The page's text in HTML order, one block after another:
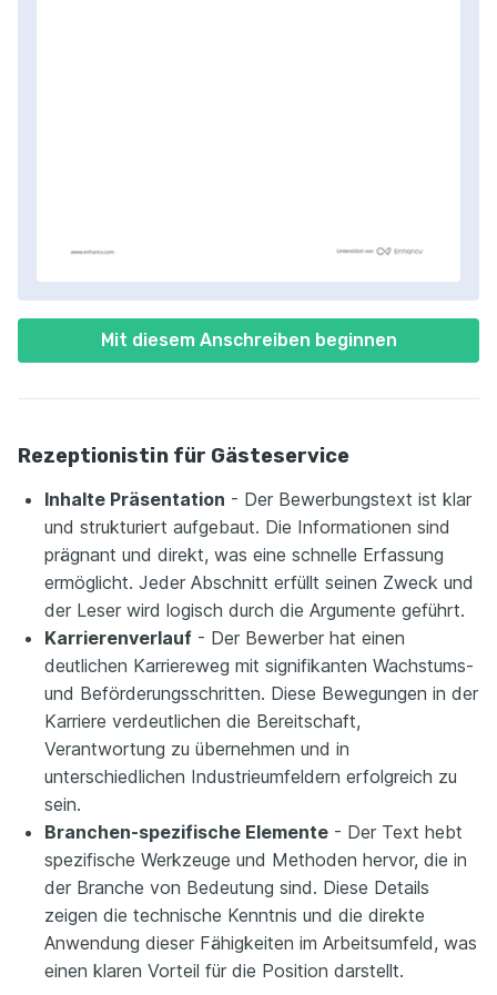
Mit diesem Anschreiben beginnen
Rezeptionistin für Gästeservice
Inhalte Präsentation - Der Bewerbungstext ist klar
und strukturiert aufgebaut. Die Informationen sind
prägnant und direkt, was eine schnelle Erfassung
ermöglicht. Jeder Abschnitt erfüllt seinen Zweck und
der Leser wird logisch durch die Argumente geführt.
Karrierenverlauf - Der Bewerber hat einen
deutlichen Karriereweg mit signifikanten Wachstums-
und Beförderungsschritten. Diese Bewegungen in der
Karriere verdeutlichen die Bereitschaft,
Verantwortung zu übernehmen und in
unterschiedlichen Industrieumfeldern erfolgreich zu
sein.
Branchen-spezifische Elemente - Der Text hebt
spezifische Werkzeuge und Methoden hervor, die in
der Branche von Bedeutung sind. Diese Details
zeigen die technische Kenntnis und die direkte
Anwendung dieser Fähigkeiten im Arbeitsumfeld, was
einen klaren Vorteil für die Position darstellt.